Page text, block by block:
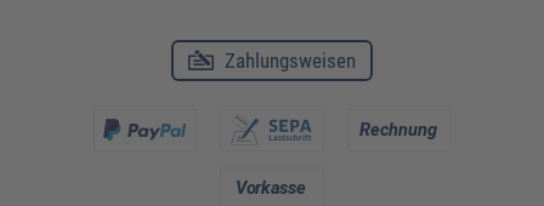
Zahlungsweisen